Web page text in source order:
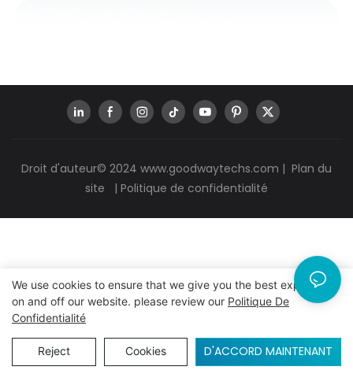
Droit d'auteur© 2024 www.goodwaytechs.com | Plan du
site
| Politique de confidentialité
We use cookies to ensure that we give you the best experience
on and off our website. please review our Politique De
Confidentialité
Reject Cookies D'ACCORD MAINTENANT